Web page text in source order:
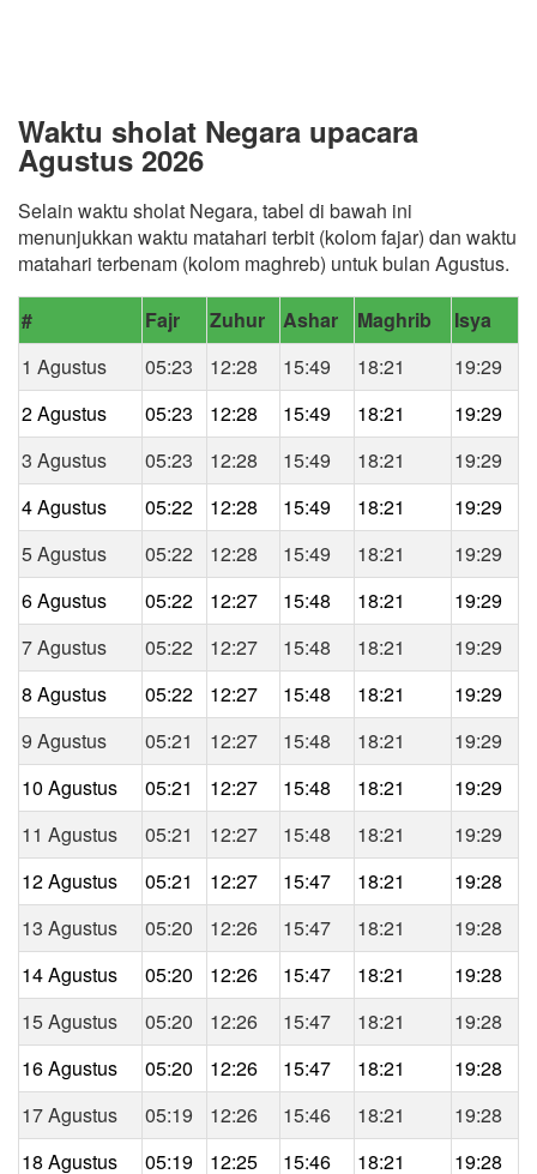
Waktu sholat Negara upacara
Agustus 2026
Selain waktu sholat Negara, tabel di bawah ini
menunjukkan waktu matahari terbit (kolom fajar) dan waktu
matahari terbenam (kolom maghreb) untuk bulan Agustus.
# Fajr Zuhur Ashar Maghrib
Isya
1 Agustus
05:23 12:28 15:49 18:21
19:29
2 Agustus
05:23 12:28 15:49 18:21
19:29
3 Agustus
05:23 12:28 15:49 18:21
19:29
4 Agustus
05:22 12:28 15:49 18:21
19:29
5 Agustus
05:22 12:28 15:49 18:21
19:29
6 Agustus
05:22 12:27 15:48 18:21
19:29
7 Agustus
05:22 12:27 15:48 18:21
19:29
8 Agustus
05:22 12:27 15:48 18:21
19:29
9 Agustus
05:21 12:27 15:48 18:21
19:29
10 Agustus
05:21 12:27 15:48 18:21
19:29
11 Agustus
05:21 12:27 15:48 18:21
19:29
12 Agustus
05:21 12:27 15:47 18:21
19:28
13 Agustus
05:20 12:26 15:47 18:21
19:28
14 Agustus
05:20 12:26 15:47 18:21
19:28
15 Agustus
05:20 12:26 15:47 18:21
19:28
16 Agustus
05:20 12:26 15:47 18:21
19:28
17 Agustus
05:19 12:26 15:46 18:21
19:28
18 Agustus
05:19 12:25 15:46 18:21 19:28